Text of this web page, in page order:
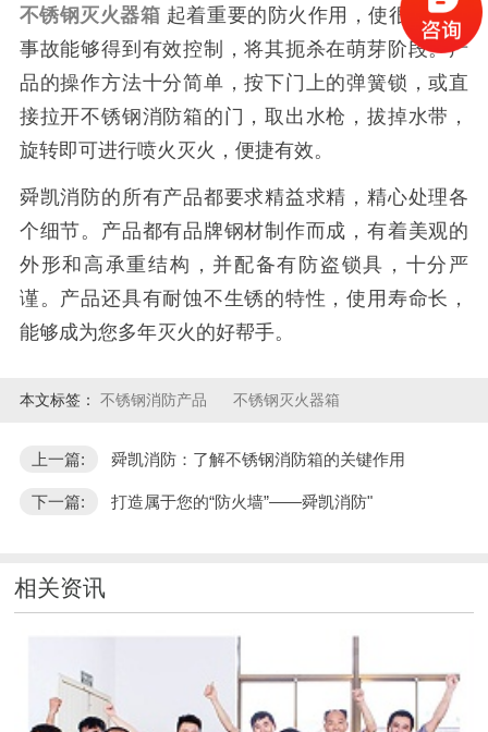
不锈钢灭火器箱 起着重要的防火作用，使很多火灾
事故能够得到有效控制，将其扼杀在萌芽阶段。产
品的操作方法十分简单，按下门上的弹簧锁，或直
接拉开不锈钢消防箱的门，取出水枪，拔掉水带，
旋转即可进行喷火灭火，便捷有效。
舜凯消防的所有产品都要求精益求精，精心处理各
个细节。产品都有品牌钢材制作而成，有着美观的
外形和高承重结构，并配备有防盗锁具，十分严
谨。产品还具有耐蚀不生锈的特性，使用寿命长，
能够成为您多年灭火的好帮手。
本文标签： 不锈钢消防产品 不锈钢灭火器箱
上一篇: 舜凯消防：了解不锈钢消防箱的关键作用
下一篇: 打造属于您的“防火墙”——舜凯消防"
相关资讯